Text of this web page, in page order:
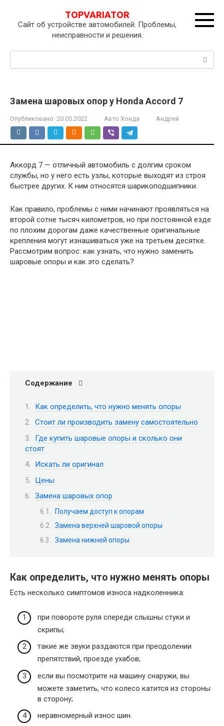
контенту
TOPVARIATOR
Сайт об устройстве автомобилей. Проблемы,
неисправности и решения.
Поиск:
Замена шаровых опор у Honda Accord 7
Опубликовано: 20.05.2022 Авто Хонда Андрей
Аккорд 7 — отличный автомобиль с долгим сроком
службы, но у него есть узлы, которые выходят из строя
быстрее других. К ним относятся шарикоподшипники.
Как правило, проблемы с ними начинают проявляться на
второй сотне тысяч километров, но при постоянной езде
по плохим дорогам даже качественные оригинальные
крепления могут изнашиваться уже на третьем десятке.
Рассмотрим вопрос: как узнать, что нужно заменить
шаровые опоры и как это сделать?
Содержание
Как определить, что нужно менять опоры
Стоит ли производить замену самостоятельно
Где купить шаровые опоры и сколько они
стоят
Искать ли оригинал
Цены
Замена шаровых опор
Получаем доступ к опорам
Замена верхней шаровой опоры
Замена нижней опоры
Как определить, что нужно менять опоры
Есть несколько симптомов износа надколенника:
при повороте руля спереди слышны стуки и
скрипы;
такие же звуки раздаются при преодолении
препятствий, проезде ухабов;
если вы посмотрите на машину снаружи, вы
можете заметить, что колесо катится из стороны
в сторону;
неравномерный износ шин.